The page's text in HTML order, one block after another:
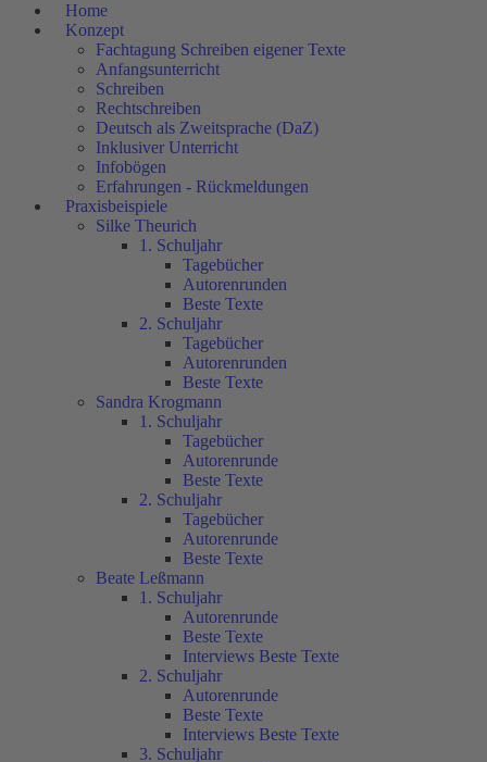
Home
Konzept
Fachtagung Schreiben eigener Texte
Anfangsunterricht
Schreiben
Rechtschreiben
Deutsch als Zweitsprache (DaZ)
Inklusiver Unterricht
Infobögen
Erfahrungen - Rückmeldungen
Praxisbeispiele
Silke Theurich
1. Schuljahr
Tagebücher
Autorenrunden
Beste Texte
2. Schuljahr
Tagebücher
Autorenrunden
Beste Texte
Sandra Krogmann
1. Schuljahr
Tagebücher
Autorenrunde
Beste Texte
2. Schuljahr
Tagebücher
Autorenrunde
Beste Texte
Beate Leßmann
1. Schuljahr
Autorenrunde
Beste Texte
Interviews Beste Texte
2. Schuljahr
Autorenrunde
Beste Texte
Interviews Beste Texte
3. Schuljahr